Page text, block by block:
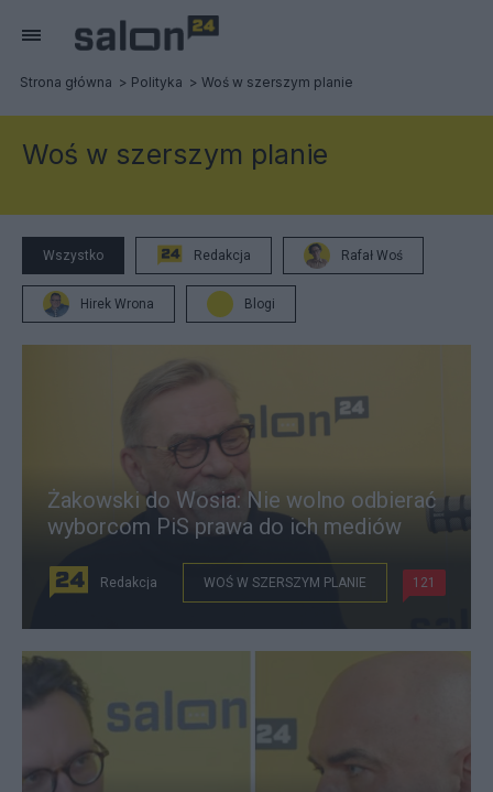
Strona główna Polityka Woś w szerszym planie
Woś w szerszym planie
Wszystko Redakcja Rafał Woś
Hirek Wrona Blogi
Żakowski do Wosia: Nie wolno odbierać
wyborcom PiS prawa do ich mediów
Redakcja WOŚ W SZERSZYM PLANIE 121